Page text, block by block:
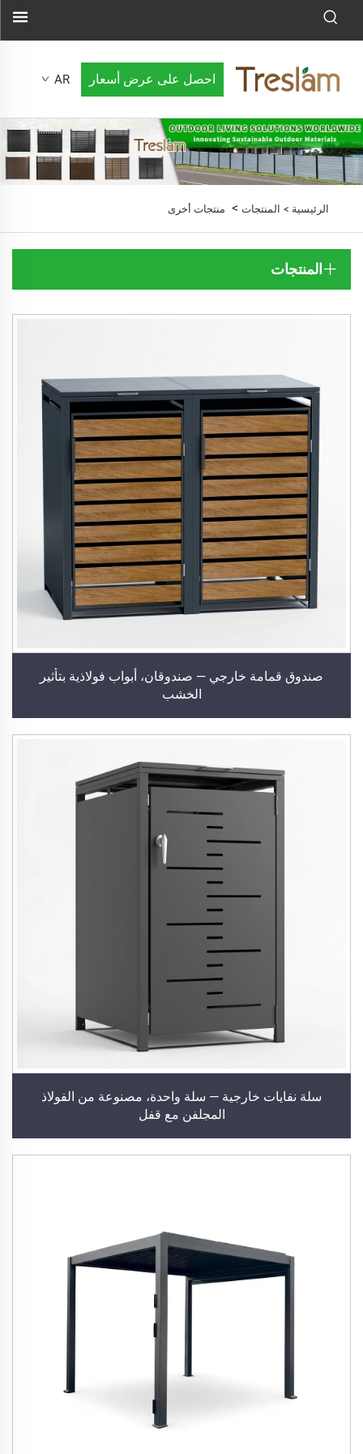
احصل على عرض أسعار AR
الرئيسية > المنتجات> منتجات أخرى
المنتجات
صندوق قمامة خارجي — صندوقان، أبواب فولاذية بتأثير
الخشب
سلة نفايات خارجية — سلة واحدة، مصنوعة من الفولاذ
المجلفن مع قفل